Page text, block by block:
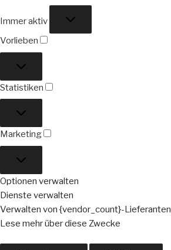
Immer aktiv
Vorlieben
Statistiken
Marketing
Optionen verwalten
Dienste verwalten
Verwalten von {vendor_count}-Lieferanten
Lese mehr über diese Zwecke